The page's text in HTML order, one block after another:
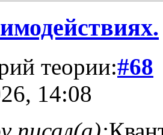
теории:#68
14:08